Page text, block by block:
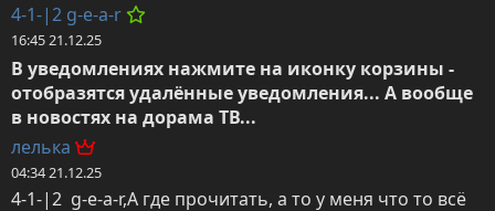
4-1-|2 g-e-a-r
16:45 21.12.25
В уведомлениях нажмите на иконку корзины -
отобразятся удалённые уведомления... А вообще
в новостях на дорама ТВ...
лeлька
04:34 21.12.25
4-1-|2  g-e-a-r,А где прочитать, а то у меня что то всё